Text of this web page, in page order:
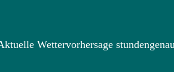
Wettervorhersage